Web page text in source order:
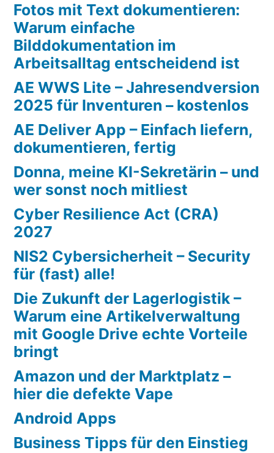
Fotos mit Text dokumentieren:
Warum einfache
Bilddokumentation im
Arbeitsalltag entscheidend ist
AE WWS Lite – Jahresendversion
2025 für Inventuren – kostenlos
AE Deliver App – Einfach liefern,
dokumentieren, fertig
Donna, meine KI-Sekretärin – und
wer sonst noch mitliest
Cyber Resilience Act (CRA)
2027
NIS2 Cybersicherheit – Security
für (fast) alle!
Die Zukunft der Lagerlogistik –
Warum eine Artikelverwaltung
mit Google Drive echte Vorteile
bringt
Amazon und der Marktplatz –
hier die defekte Vape
Android Apps
Business Tipps für den Einstieg